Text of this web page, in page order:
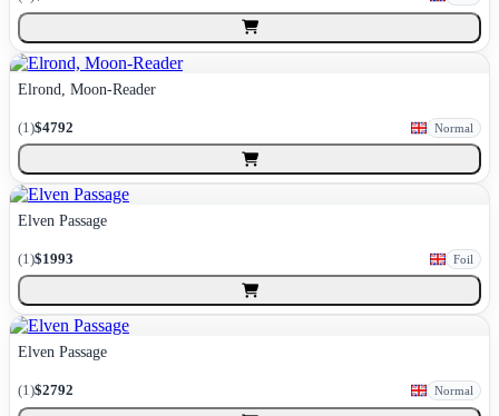
Elrond, Moon-Reader
(1)$4792 Normal
Elven Passage
(1)$1993 Foil
Elven Passage
(1)$2792 Normal